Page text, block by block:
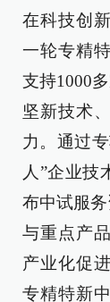
在科技创
一轮专精
支持1000
坚新技术
力。通过
人”企业技
布中试服
与重点产
产业化促
专精特新